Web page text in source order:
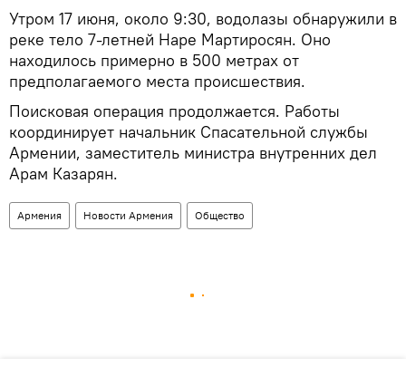
Утром 17 июня, около 9:30, водолазы обнаружили в
реке тело 7-летней Наре Мартиросян. Оно
находилось примерно в 500 метрах от
предполагаемого места происшествия.
Поисковая операция продолжается. Работы
координирует начальник Спасательной службы
Армении, заместитель министра внутренних дел
Арам Казарян.
Армения Новости Армения Общество